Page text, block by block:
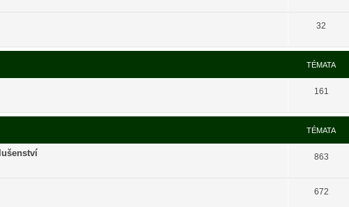
32
TÉMATA
161
TÉMATA
863
672